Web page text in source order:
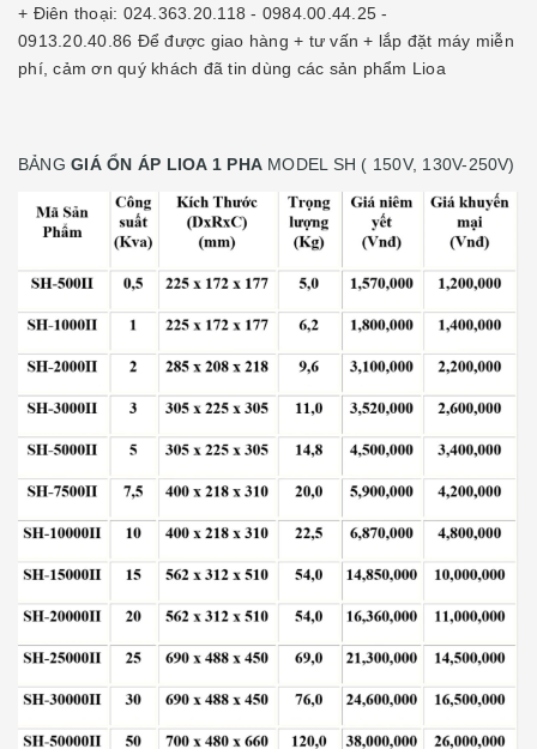
+ Điên thoại: 024.363.20.118 - 0984.00.44.25 -
0913.20.40.86 Để được giao hàng + tư vấn + lắp đặt máy miễn
phí, cảm ơn quý khách đã tin dùng các sản phẩm Lioa
BẢNGGIÁ ỔN ÁP LIOA 1 PHA MODEL SH ( 150V, 130V-250V)